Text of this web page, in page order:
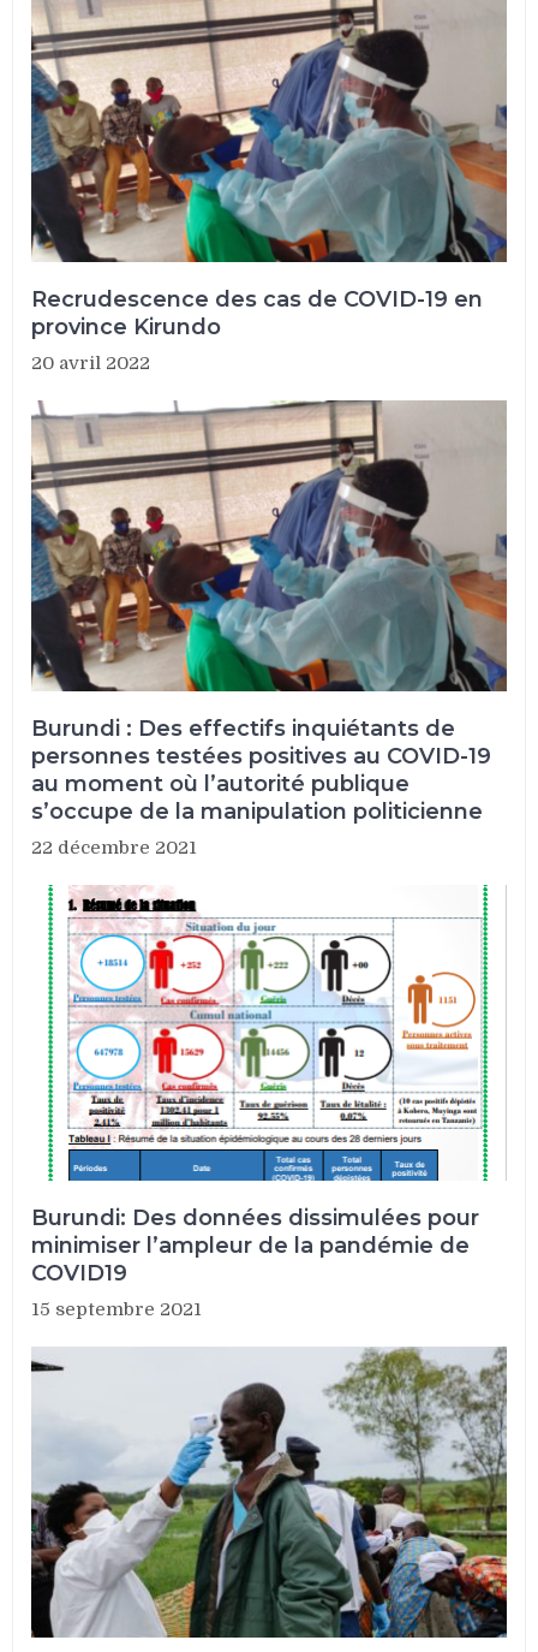
Recrudescence des cas de COVID-19 en
province Kirundo
20 avril 2022
Burundi : Des effectifs inquiétants de
personnes testées positives au COVID-19
au moment où l’autorité publique
s’occupe de la manipulation politicienne
22 décembre 2021
Burundi: Des données dissimulées pour
minimiser l’ampleur de la pandémie de
COVID19
15 septembre 2021